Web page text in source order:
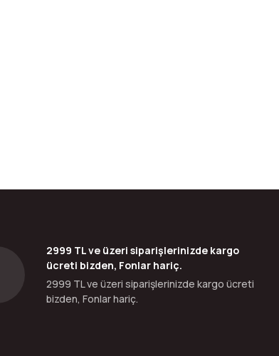
2999 TL ve üzeri siparişlerinizde kargo
ücreti bizden, Fonlar hariç.
2999 TL ve üzeri siparişlerinizde kargo ücreti
bizden, Fonlar hariç.